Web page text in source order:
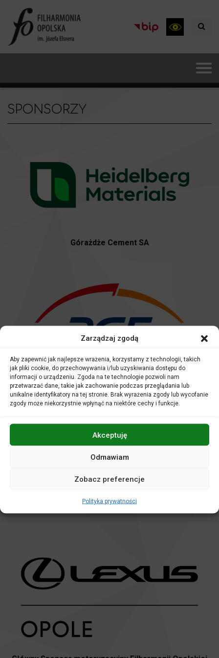
Zarządzaj zgodą
Aby zapewnić jak najlepsze wrażenia, korzystamy z technologii, takich
jak pliki cookie, do przechowywania i/lub uzyskiwania dostępu do
informacji o urządzeniu. Zgoda na te technologie pozwoli nam
przetwarzać dane, takie jak zachowanie podczas przeglądania lub
unikalne identyfikatory na tej stronie. Brak wyrażenia zgody lub wycofanie
zgody może niekorzystnie wpłynąć na niektóre cechy i funkcje.
Akceptuję
Odmawiam
Zobacz preferencje
Polityka prywatności
SPONSORZY
Górażdże Cement SA
Mecenas roku